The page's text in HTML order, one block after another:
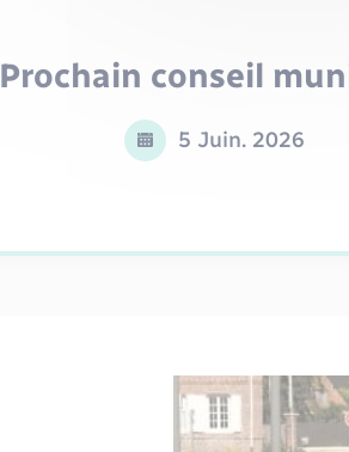
Prochain conseil
5 Juin. 2026